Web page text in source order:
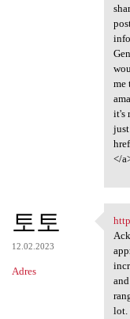
me
it's
</
토토
12.02.2023
Adres
lot.